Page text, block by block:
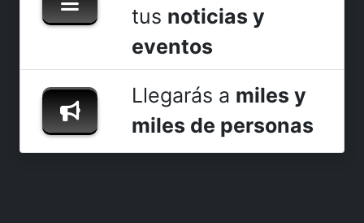
tus noticias y
eventos
Llegarás a miles y
miles de personas